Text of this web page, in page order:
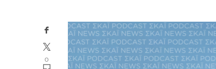
0